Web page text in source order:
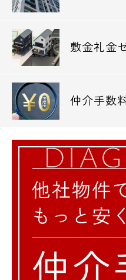
敷金礼金
仲介手数